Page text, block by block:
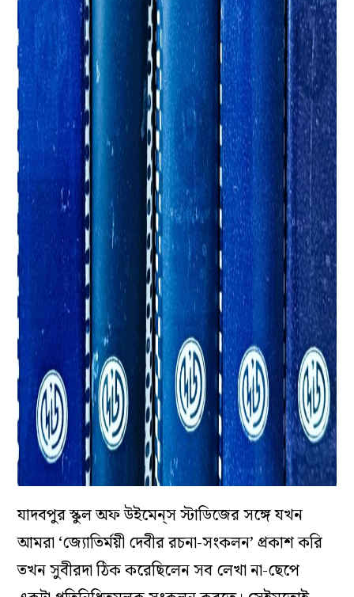
যাদবপুর স্কুল অফ উইমেন্‌স স্টাডিজের সঙ্গে যখন
আমরা ‘জ্যোতির্ময়ী দেবীর রচনা-সংকলন’ প্রকাশ করি
তখন সুবীরদা ঠিক করেছিলেন সব লেখা না-ছেপে